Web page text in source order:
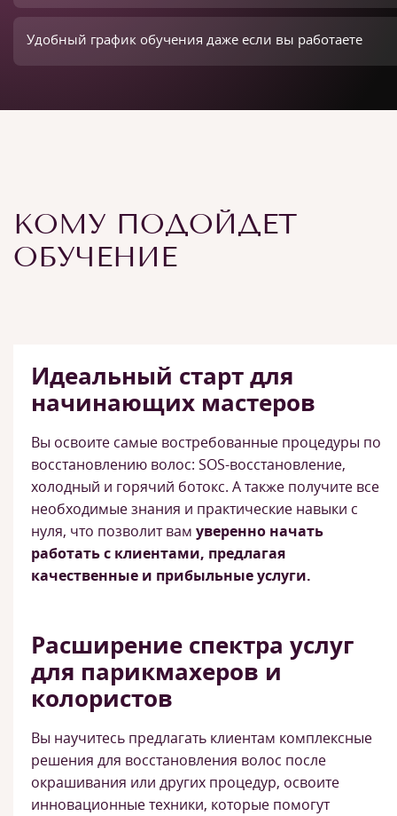
Удобный график обучения даже если вы работаете
КОМУ ПОДОЙДЕТ
ОБУЧЕНИЕ
Идеальный старт для
начинающих мастеров
Вы освоите самые востребованные процедуры по
восстановлению волос: SOS-восстановление,
холодный и горячий ботокс. А также получите все
необходимые знания и практические навыки с
нуля, что позволит вам уверенно начать
работать с клиентами, предлагая
качественные и прибыльные услуги.
Расширение спектра услуг
для парикмахеров и
колористов
Вы научитесь предлагать клиентам комплексные
решения для восстановления волос после
окрашивания или других процедур, освоите
инновационные техники, которые помогут